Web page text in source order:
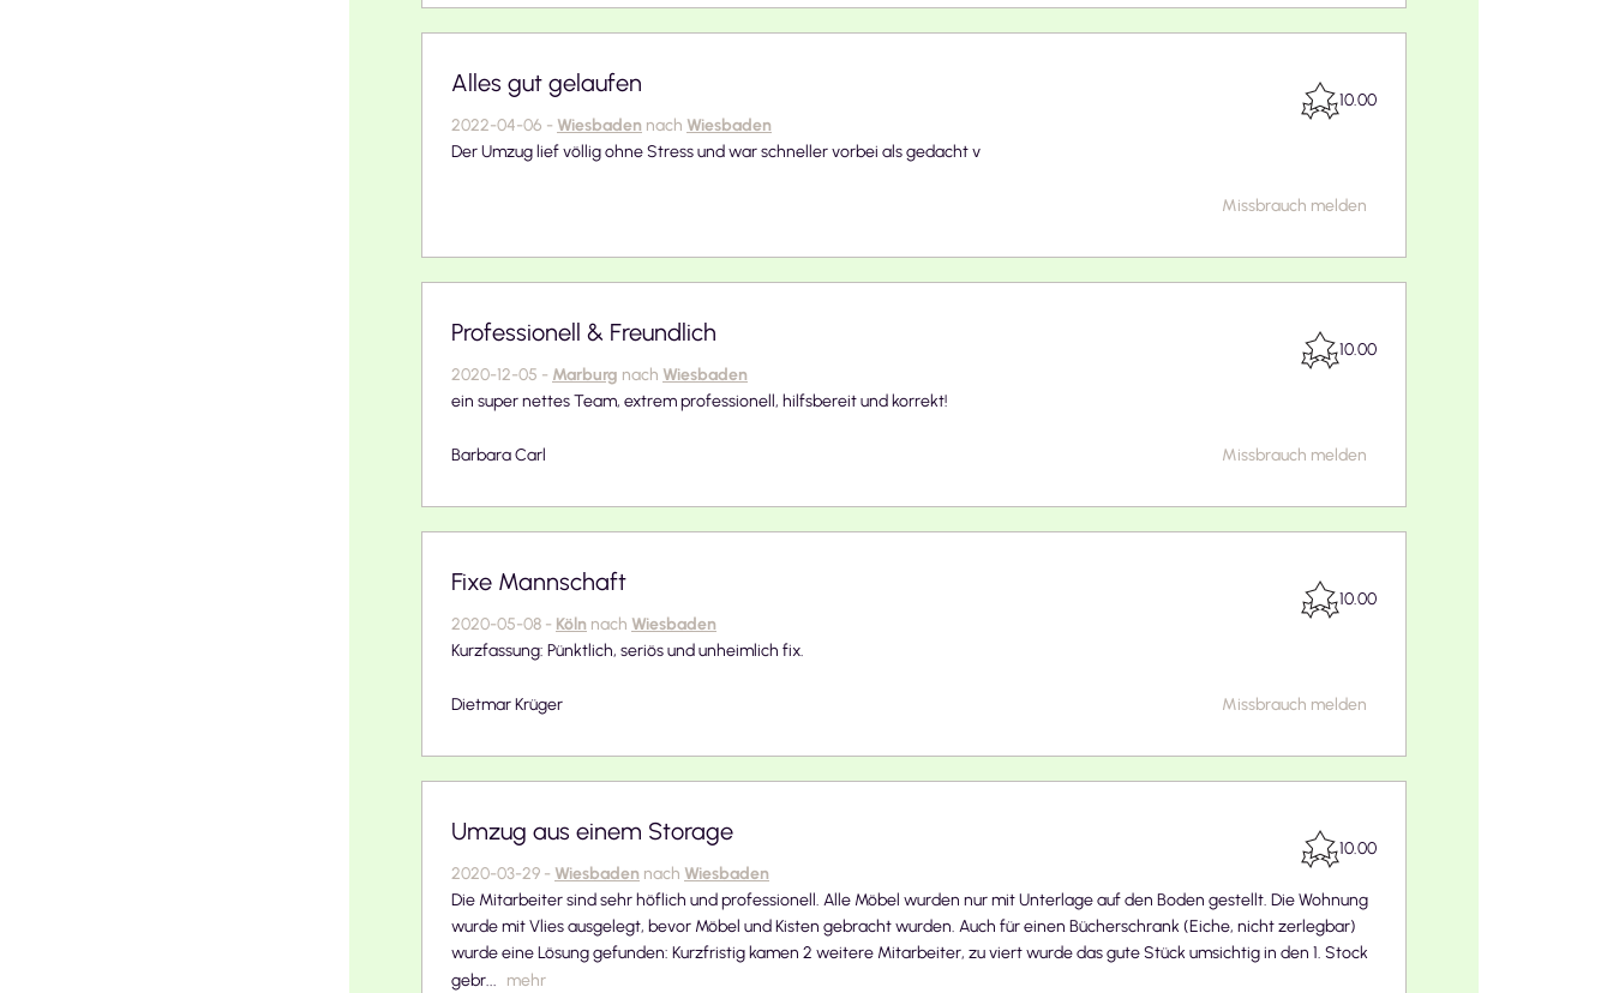
Alles gut gelaufen
2022-04-06 - Wiesbaden nach Wiesbaden
10.00
Der Umzug lief völlig ohne Stress und war schneller vorbei als gedacht v
Missbrauch melden
Professionell & Freundlich
2020-12-05 - Marburg nach Wiesbaden
10.00
ein super nettes Team, extrem professionell, hilfsbereit und korrekt!
Barbara Carl Missbrauch melden
Fixe Mannschaft
2020-05-08 - Köln nach Wiesbaden
10.00
Kurzfassung: Pünktlich, seriös und unheimlich fix.
Dietmar Krüger Missbrauch melden
Umzug aus einem Storage
2020-03-29 - Wiesbaden nach Wiesbaden
10.00
Die Mitarbeiter sind sehr höflich und professionell. Alle Möbel wurden nur mit Unterlage auf den Boden gestellt. Die Wohnung
wurde mit Vlies ausgelegt, bevor Möbel und Kisten gebracht wurden. Auch für einen Bücherschrank (Eiche, nicht zerlegbar)
wurde eine Lösung gefunden: Kurzfristig kamen 2 weitere Mitarbeiter, zu viert wurde das gute Stück umsichtig in den 1. Stock
gebr... mehr